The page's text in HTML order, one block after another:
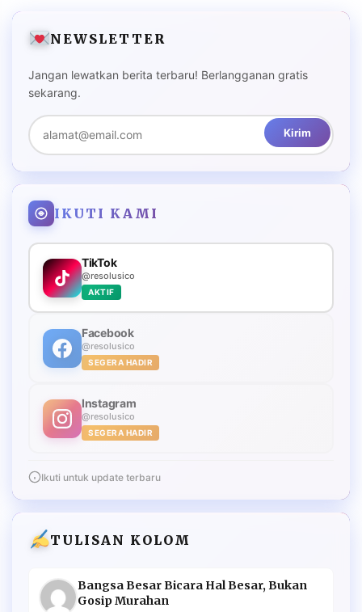
NEWSLETTER
Jangan lewatkan berita terbaru! Berlangganan gratis
sekarang.
Kirim
IKUTI KAMI
TikTok
@resolusico
AKTIF
Facebook
@resolusico
SEGERA HADIR
Instagram
@resolusico
SEGERA HADIR
Ikuti untuk update terbaru
TULISAN KOLOM
Bangsa Besar Bicara Hal Besar, Bukan
Gosip Murahan